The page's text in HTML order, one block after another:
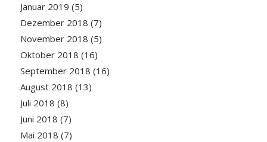
Januar 2019 (5)
Dezember 2018 (7)
November 2018 (5)
Oktober 2018 (16)
September 2018 (16)
August 2018 (13)
Juli 2018 (8)
Juni 2018 (7)
Mai 2018 (7)